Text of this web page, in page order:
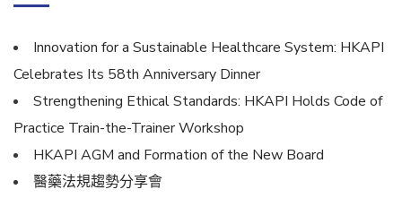
Innovation for a Sustainable Healthcare System: HKAPI
Celebrates Its 58th Anniversary Dinner
Strengthening Ethical Standards: HKAPI Holds Code of
Practice Train-the-Trainer Workshop
HKAPI AGM and Formation of the New Board
醫藥法規趨勢分享會